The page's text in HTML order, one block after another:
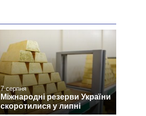
7 серпня
Міжнародні резерви України
скоротилися у липні